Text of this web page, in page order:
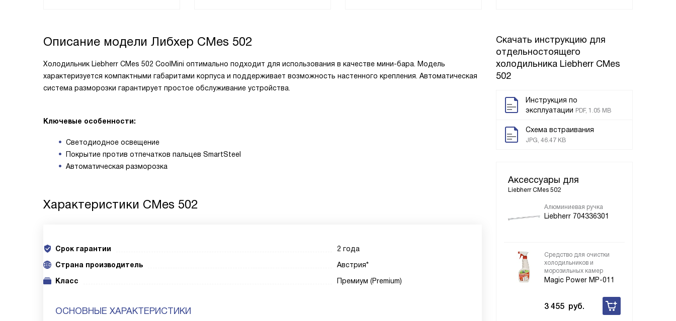
Скачать инструкцию для
отдельностоящего
холодильника Liebherr CMes
502
Инструкция по
эксплуатации PDF, 1.05 MB
Схема встраивания
JPG, 46.47 KB
Аксессуары для
Liebherr CMes 502
Алюминиевая ручка
Liebherr 704336301
Средство для очистки
холодильников и
морозильных камер
Magic Power MP-011
3 455 руб.
Описание модели Либхер CMes 502
Холодильник Liebherr CMes 502 CoolMini оптимально подходит для использования в качестве мини-бара. Модель
характеризуется компактными габаритами корпуса и поддерживает возможность настенного крепления. Автоматическая
система разморозки гарантирует простое обслуживание устройства.
Ключевые особенности:
Светодиодное освещение
Покрытие против отпечатков пальцев SmartSteel
Автоматическая разморозка
Характеристики CMes 502
Срок гарантии
2 года
Cтрана производитель
Австрия*
Класс
Премиум (Premium)
ОСНОВНЫЕ ХАРАКТЕРИСТИКИ